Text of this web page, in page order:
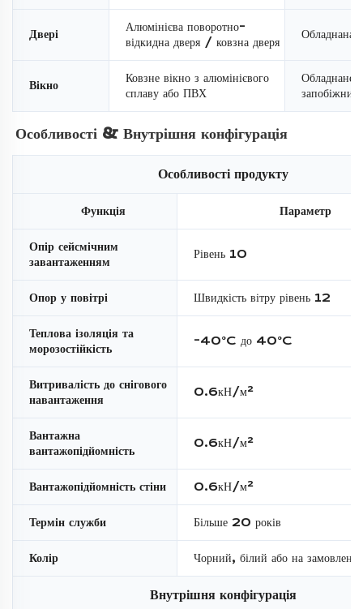
Двері
Алюмінієва поворотно-
відкидна дверя / ковзна дверя
Обладнана
Вікно
Ковзне вікно з алюмінієвого
сплаву або ПВХ
Обладнане
Особливості & Внутрішня конфігурація
Особливості продукту
Функція Параметр
Опір сейсмічним
завантаженням
Рівень 10
Опор у повітрі Швидкість вітру рівень 12
Теплова ізоляція та
морозостійкість
-40°C до 40°C
Витривалість до снігового
навантаження
0.6кН/м²
Вантажна
вантажопідйомність
0.6кН/м²
Вантажопідйомність стіни 0.6кН/м²
Термін служби Більше 20 років
Колір Чорний, білий або на замовлення
Внутрішня конфігурація